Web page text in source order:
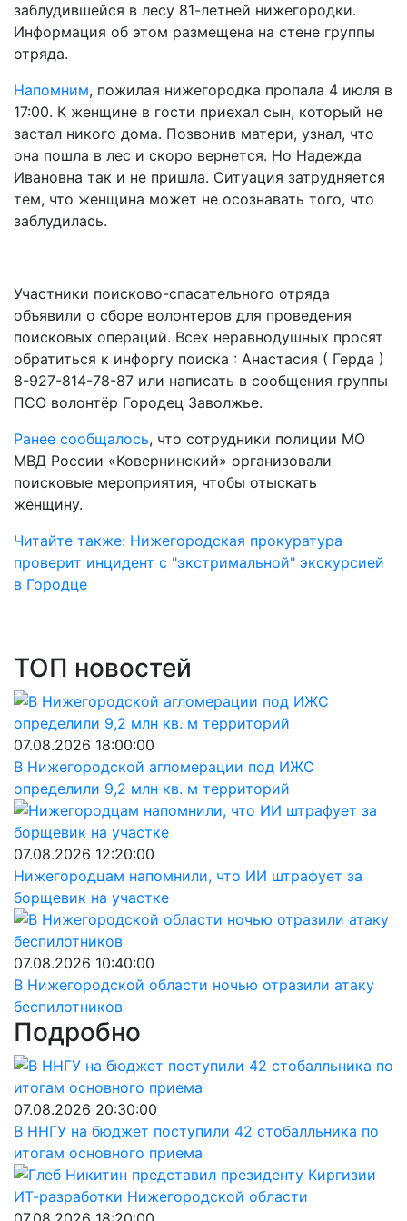
заблудившейся в лесу 81-летней нижегородки.
Информация об этом размещена на стене группы
отряда.
Напомним, пожилая нижегородка пропала 4 июля в
17:00. К женщине в гости приехал сын, который не
застал никого дома. Позвонив матери, узнал, что
она пошла в лес и скоро вернется. Но Надежда
Ивановна так и не пришла. Ситуация затрудняется
тем, что женщина может не осознавать того, что
заблудилась.
Участники поисково-спасательного отряда
объявили о сборе волонтеров для проведения
поисковых операций. Всех неравнодушных просят
обратиться к инфоргу поиска : Анастасия ( Герда )
8-927-814-78-87 или написать в сообщения группы
ПСО волонтёр Городец Заволжье.
Ранее сообщалось, что сотрудники полиции МО
МВД России «Ковернинский» организовали
поисковые мероприятия, чтобы отыскать
женщину.
Читайте также: Нижегородская прокуратура
проверит инцидент с "экстримальной" экскурсией
в Городце
ТОП новостей
07.08.2026 18:00:00
В Нижегородской агломерации под ИЖС
определили 9,2 млн кв. м территорий
07.08.2026 12:20:00
Нижегородцам напомнили, что ИИ штрафует за
борщевик на участке
07.08.2026 10:40:00
В Нижегородской области ночью отразили атаку
беспилотников
Подробно
07.08.2026 20:30:00
В ННГУ на бюджет поступили 42 стобалльника по
итогам основного приема